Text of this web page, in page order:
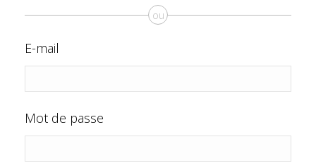
ou
E-mail
Mot de passe